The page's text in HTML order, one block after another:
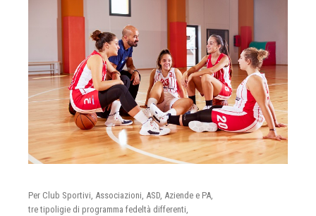
Per Club Sportivi, Associazioni, ASD, Aziende e PA,
tre tipoligie di programma fedeltà differenti,